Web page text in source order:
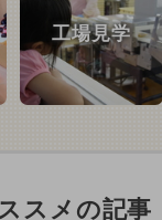
工場見学
スメの記事